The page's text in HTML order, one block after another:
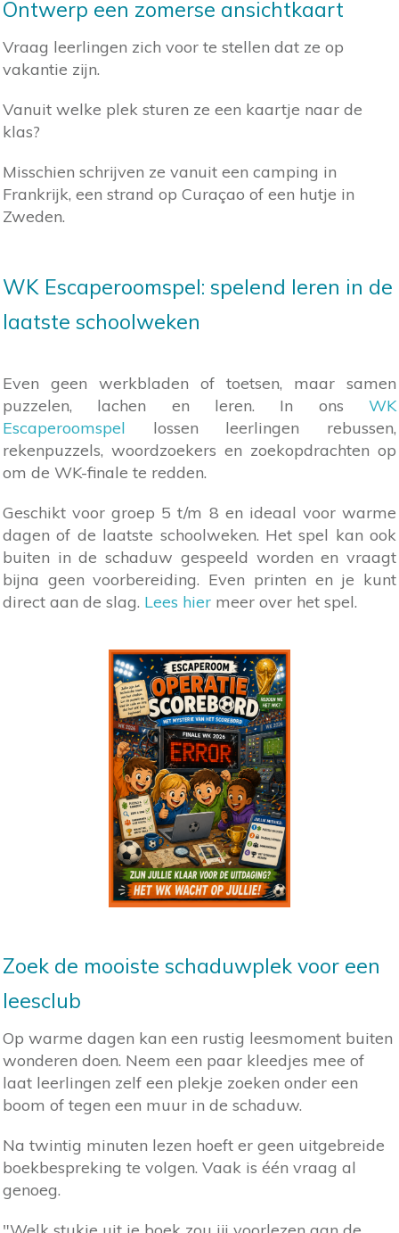
Ontwerp een zomerse ansichtkaart
Vraag leerlingen zich voor te stellen dat ze op
vakantie zijn.
Vanuit welke plek sturen ze een kaartje naar de
klas?
Misschien schrijven ze vanuit een camping in
Frankrijk, een strand op Curaçao of een hutje in
Zweden.
WK Escaperoomspel: spelend leren in de
laatste schoolweken
Even geen werkbladen of toetsen, maar samen
puzzelen, lachen en leren. In ons WK
Escaperoomspel lossen leerlingen rebussen,
rekenpuzzels, woordzoekers en zoekopdrachten op
om de WK-finale te redden.
Geschikt voor groep 5 t/m 8 en ideaal voor warme
dagen of de laatste schoolweken. Het spel kan ook
buiten in de schaduw gespeeld worden en vraagt
bijna geen voorbereiding. Even printen en je kunt
direct aan de slag. Lees hier meer over het spel.
Zoek de mooiste schaduwplek voor een
leesclub
Op warme dagen kan een rustig leesmoment buiten
wonderen doen. Neem een paar kleedjes mee of
laat leerlingen zelf een plekje zoeken onder een
boom of tegen een muur in de schaduw.
Na twintig minuten lezen hoeft er geen uitgebreide
boekbespreking te volgen. Vaak is één vraag al
genoeg.